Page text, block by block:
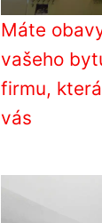
Máte
vašeho
firmu,
vás